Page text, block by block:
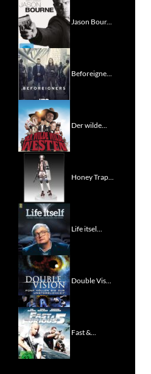
Jason Bour...
Beforeigne...
Der wilde...
Honey Trap...
Life itsel...
Double Vis...
Fast &...